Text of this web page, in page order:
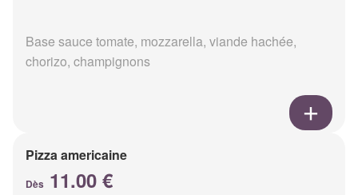
Base sauce tomate, mozzarella, viande hachée,
chorizo, champignons
Pizza americaine
Dès 11.00 €